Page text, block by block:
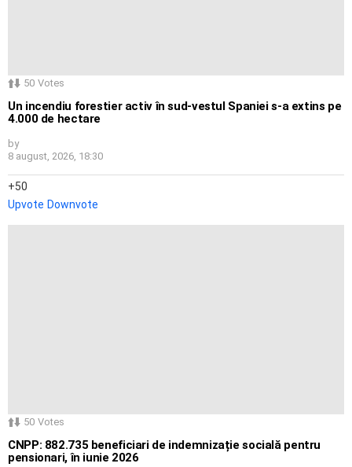
50 Votes
Un incendiu forestier activ în sud-vestul Spaniei s-a extins pe
4.000 de hectare
by
8 august, 2026, 18:30
50
Upvote Downvote
50 Votes
CNPP: 882.735 beneficiari de indemnizație socială pentru
pensionari, în iunie 2026